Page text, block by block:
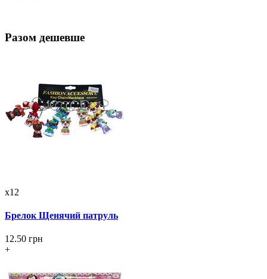
Разом дешевше
x12
Брелок Щенячий патруль
12.50 грн
+